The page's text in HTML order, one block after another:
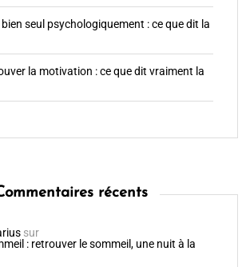
seul psychologiquement : ce que dit la
la motivation : ce que dit vraiment la
récents
sur
: retrouver le sommeil, une nuit à la